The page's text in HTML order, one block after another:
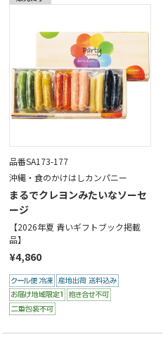
品番SA173-177
沖縄・食のかけはしカンパニー
まるでクレヨンみたいなソーセ
ージ
【2026年夏 青いギフトブック掲載
品】
¥4,860